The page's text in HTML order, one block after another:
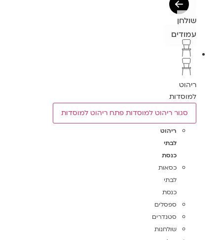
שולחן
עמודים
ריהוט
למוסדות
סגור ריהוט למוסדות פתח ריהוט למוסדות
ריהוט
לבתי
כנסת
כסאות
לבתי
כנסת
ספסלים
סטנדרים
שולחנות